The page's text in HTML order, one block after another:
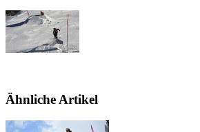
Ähnliche Artikel